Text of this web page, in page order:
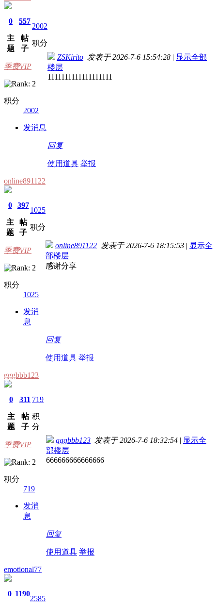
0
主
题
557
帖
子
2002
积分
季费VIP
积分
2002
发消息
ZSKirito 发表于 2026-7-6 15:54:28 | 显示全部
楼层
1111111111111111111
回复
使用道具 举报
online891122
0
主
题
397
帖
子
1025
积分
季费VIP
积分
1025
发消
息
online891122 发表于 2026-7-6 18:15:53 | 显示全
部楼层
感谢分享
回复
使用道具 举报
gggbbb123
0
主
题
311
帖
子
719
积
分
季费VIP
积分
719
发消
息
gggbbb123 发表于 2026-7-6 18:32:54 | 显示全
部楼层
666666666666666
回复
使用道具 举报
emotional77
0 1190
2585